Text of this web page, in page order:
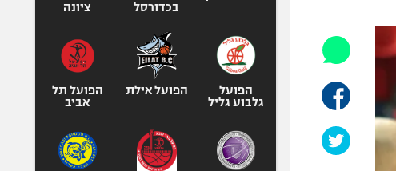
ספורט מוטורי
כדורמים
ספורט אתגרי
ואקסטרים
בכדורסל
ציונה
הפועל
גלבוע גליל
הפועל אילת
הפועל תל
אביב